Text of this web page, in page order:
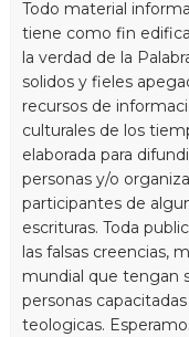
Todo material
tiene como fin
la verdad de la
solidos y fieles
recursos de
culturales de los
elaborada para
personas y/o
participantes de
escrituras. Toda
las falsas creencias,
mundial que tengan
personas
teologicas.